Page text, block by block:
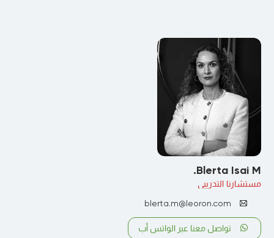
Blerta Isai M.
مستشارنا التدريبي
blerta.m@leoron.com
تواصل معنا عبر الواتس أب